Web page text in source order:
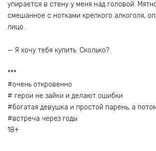
упирается в стену у меня над головой.
смешанное с нотками крепкого алкоголя,
лицо.
— Я хочу тебя купить. Сколько?
***
#очень откровенно
# герои не зайки и делают ошибки
#богатая девушка и простой парень, а
#встреча через годы
18+